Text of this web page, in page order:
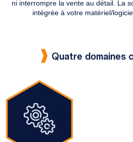
ni interrompre la vente au détail. La
intégrée à votre matériel/
Quatre domaines